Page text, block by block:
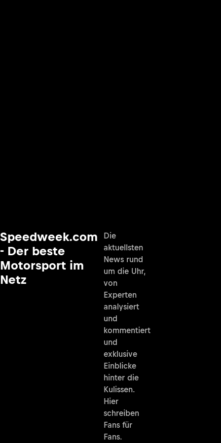
Speedweek.com
- Der beste
Motorsport im
Netz
Die
aktuellsten
News rund
um die Uhr,
von
Experten
analysiert
und
kommentiert
und
exklusive
Einblicke
hinter die
Kulissen.
Hier
schreiben
Fans für
Fans.